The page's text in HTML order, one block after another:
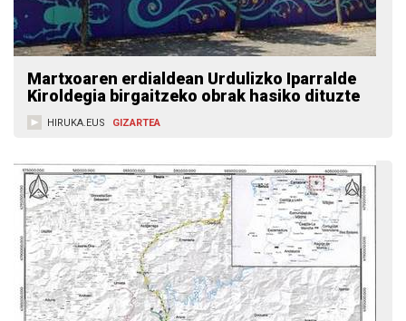
Martxoaren erdialdean Urdulizko Iparralde
Kiroldegia birgaitzeko obrak hasiko dituzte
HIRUKA.EUS GIZARTEA